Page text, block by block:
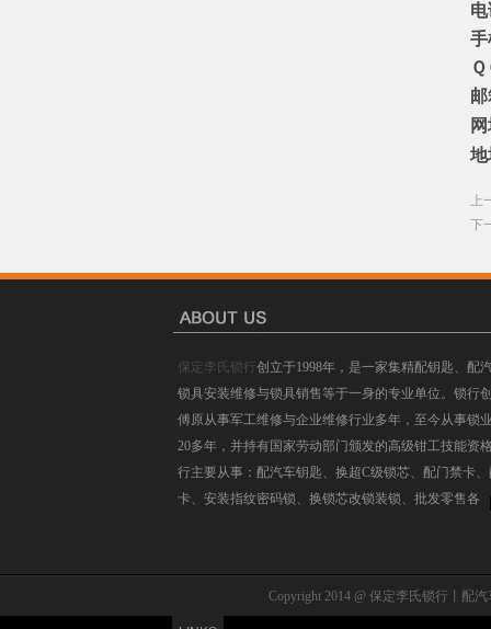
电
手
地
上
下
保定李氏锁行创立于1998年，是一家集精配钥匙、配
锁具安装维修与锁具销售等于一身的专业单位。锁行
傅原从事军工维修与企业维修行业多年，至今从事锁
20多年，并持有国家劳动部门颁发的高级钳工技能资
行主要从事：配汽车钥匙、换超C级锁芯、配门禁卡
卡、安装指纹密码锁、换锁芯改锁装锁、批发零售各
Copyright 2014 @ 保定李氏锁行丨配